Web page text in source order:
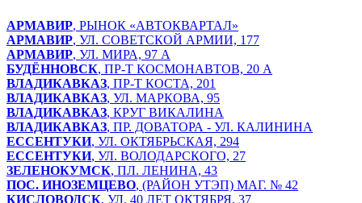
АРМАВИР, РЫНОК «АВТОКВАРТАЛ»
АРМАВИР, УЛ. СОВЕТСКОЙ АРМИИ, 177
АРМАВИР, УЛ. МИРА, 97 А
БУДЁННОВСК, ПР-Т КОСМОНАВТОВ, 20 А
ВЛАДИКАВКАЗ, ПР-Т КОСТА, 201
ВЛАДИКАВКАЗ, УЛ. МАРКОВА, 95
ВЛАДИКАВКАЗ, КРУГ ВИКАЛИНА
ВЛАДИКАВКАЗ, ПР. ДОВАТОРА - УЛ. КАЛИНИНА
ЕССЕНТУКИ, УЛ. ОКТЯБРЬСКАЯ, 294
ЕССЕНТУКИ, УЛ. ВОЛОДАРСКОГО, 27
ЗЕЛЕНОКУМСК, ПЛ. ЛЕНИНА, 43
ПОС. ИНОЗЕМЦЕВО, (РАЙОН УТЭП) МАГ. № 42
КИСЛОВОДСК, УЛ. 40 ЛЕТ ОКТЯБРЯ, 37